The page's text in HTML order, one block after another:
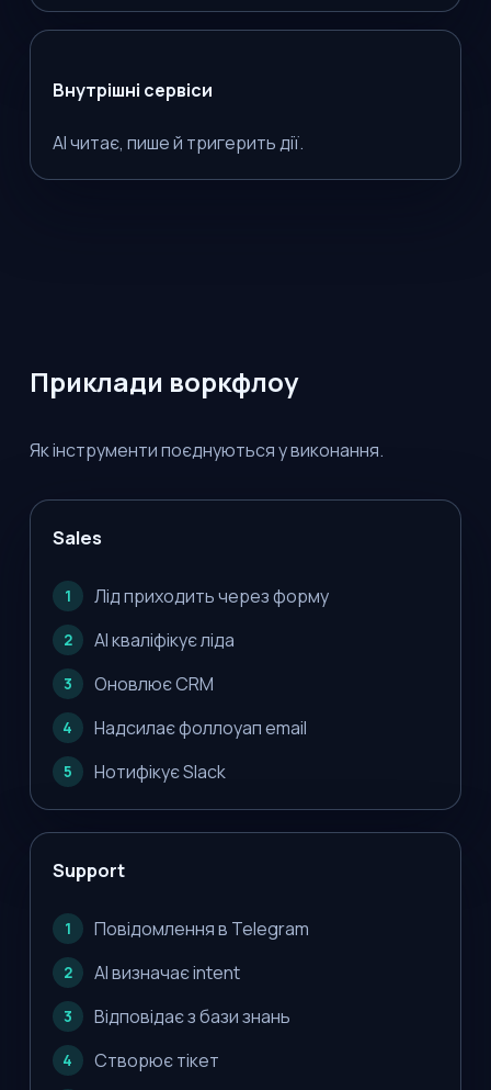
Внутрішні сервіси
AI читає, пише й тригерить дії.
Приклади воркфлоу
Як інструменти поєднуються у виконання.
Sales
1 Лід приходить через форму
2 AI кваліфікує ліда
3 Оновлює CRM
4 Надсилає фоллоуап email
5 Нотифікує Slack
Support
1 Повідомлення в Telegram
2 AI визначає intent
3 Відповідає з бази знань
4 Створює тікет